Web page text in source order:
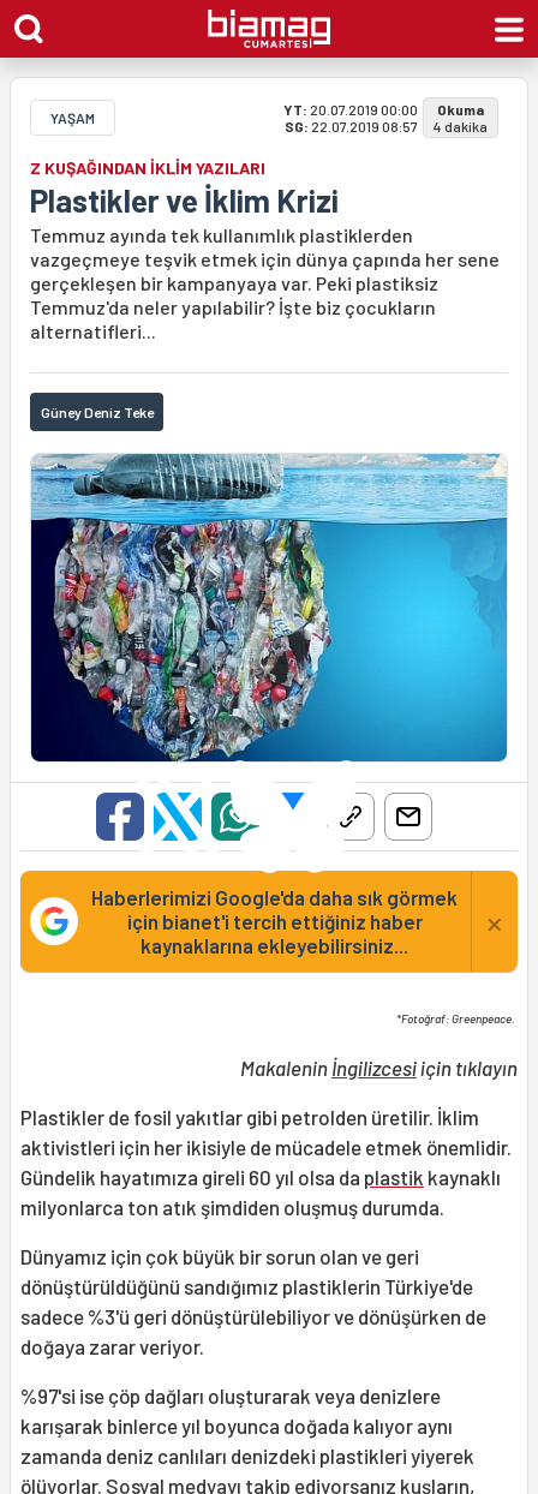
YAŞAM YT: 20.07.2019 00:00
SG: 22.07.2019 08:57
Okuma
4 dakika
Z KUŞAĞINDAN İKLİM YAZILARI
Plastikler ve İklim Krizi
Temmuz ayında tek kullanımlık plastiklerden
vazgeçmeye teşvik etmek için dünya çapında her sene
gerçekleşen bir kampanyaya var. Peki plastiksiz
Temmuz'da neler yapılabilir? İşte biz çocukların
alternatifleri...
Güney Deniz Teke
Haberlerimizi Google'da daha sık görmek
için bianet'i tercih ettiğiniz haber
kaynaklarına ekleyebilirsiniz...
×
*Fotoğraf: Greenpeace.
Makalenin İngilizcesiiçin tıklayın
Plastikler de fosil yakıtlar gibi petrolden üretilir. İklim
aktivistleri için her ikisiyle de mücadele etmek önemlidir.
Gündelik hayatımıza gireli 60 yıl olsa da plastik kaynaklı
milyonlarca ton atık şimdiden oluşmuş durumda.
Dünyamız için çok büyük bir sorun olan ve geri
dönüştürüldüğünü sandığımız plastiklerin Türkiye'de
sadece %3'ü geri dönüştürülebiliyor ve dönüşürken de
doğaya zarar veriyor.
%97'si ise çöp dağları oluşturarak veya denizlere
karışarak binlerce yıl boyunca doğada kalıyor aynı
zamanda deniz canlıları denizdeki plastikleri yiyerek
ölüyorlar. Sosyal medyayı takip ediyorsanız kuşların,